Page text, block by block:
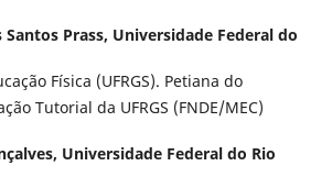
Prass, Universidade Federal do
Física (UFRGS). Petiana do
Tutorial da UFRGS (FNDE/MEC)
Universidade Federal do Rio